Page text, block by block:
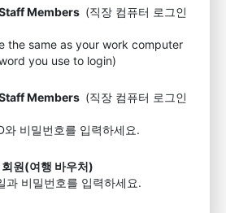
Members (직장 컴퓨터 로그인
the same as your work computer
you use to login)
Members (직장 컴퓨터 로그인
와 비밀번호를 입력하세요.
원(여행 바우처)
과 비밀번호를 입력하세요.